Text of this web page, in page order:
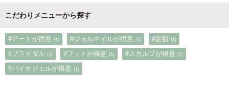
こだわりメニューから探す
#アートが得意 (1) #ジェルネイルが得意 (1) #定額 (1)
#ブライダル (1) #フットが得意 (1) #スカルプが得意 (1)
#バイオジェルが得意 (1)